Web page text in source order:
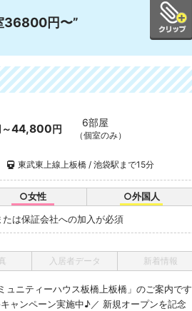
36800円〜”
44,800円 6部屋
（個室のみ）
東武東上線上板橋 / 池袋駅まで15分
○女性
○外国人
は保証会社への加入が必須
ュニティーハウス板橋上板橋」のご案内です
ャンペーン実施中♪／ 新規オープンを記念
入居者データ 新着情報